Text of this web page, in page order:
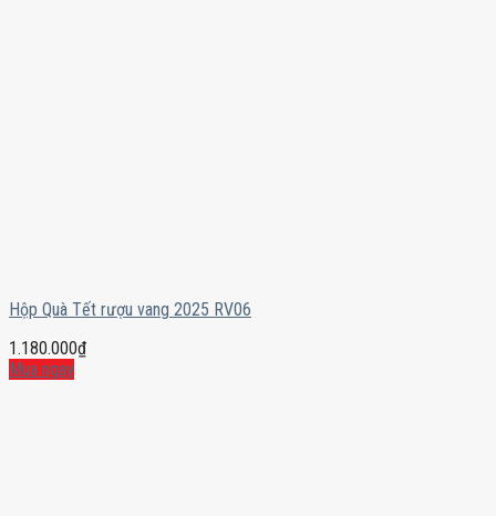
Hộp Quà Tết rượu vang 2025 RV06
1.180.000₫
Mua ngay